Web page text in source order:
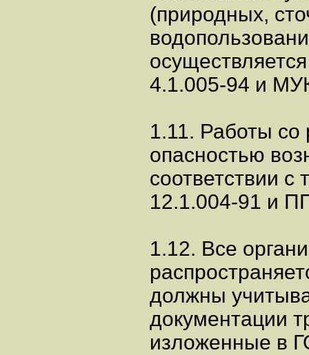
(природных,
4.1.005-94 и
1.11. Работы со
опасностью
соответствии
12.1.004-91 и
1.12. Все
должны
документации
изложенные в